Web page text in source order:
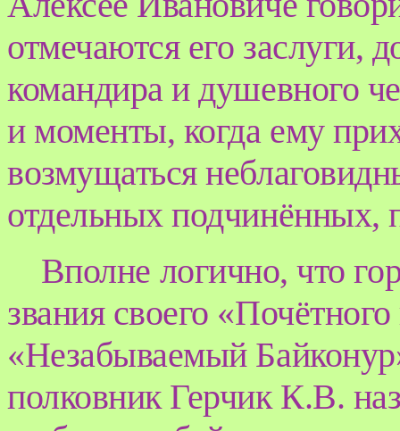
отмечаются его заслуги,
командира и душевного
и моменты, когда ему
возмущаться
отдельных подчинённых,
Вполне логично, что
звания своего
«Незабываемый
полковник Герчик К.В.